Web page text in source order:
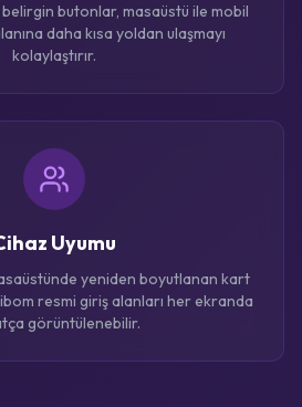
belirgin butonlar, masaüstü ile mobil
daha kısa yoldan ulaşmayı
kolaylaştırır.
Uyumu
yeniden boyutlanan kart
resmi giriş alanları her ekranda
görüntülenebilir.